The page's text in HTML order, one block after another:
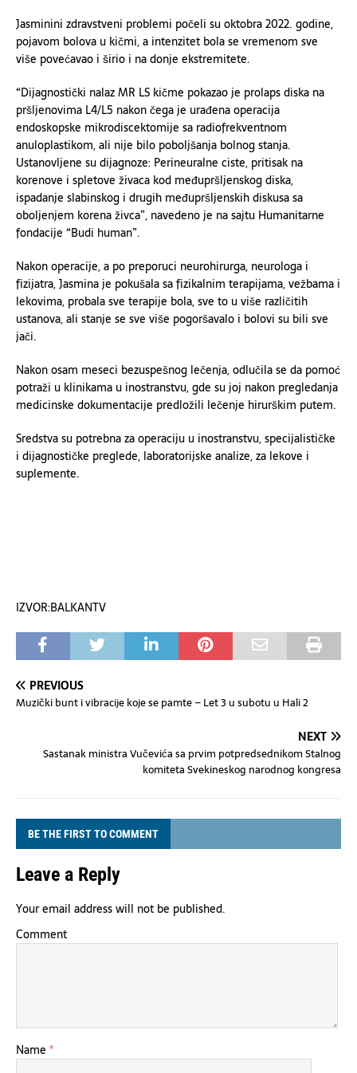
Jasminini zdravstveni problemi počeli su oktobra 2022. godine,
pojavom bolova u kičmi, a intenzitet bola se vremenom sve
više povećavao i širio i na donje ekstremitete.
“Dijagnostički nalaz MR LS kičme pokazao je prolaps diska na
pršljenovima L4/L5 nakon čega je urađena operacija
endoskopske mikrodiscektomije sa radiofrekventnom
anuloplastikom, ali nije bilo poboljšanja bolnog stanja.
Ustanovljene su dijagnoze: Perineuralne ciste, pritisak na
korenove i spletove živaca kod međupršljenskog diska,
ispadanje slabinskog i drugih međupršljenskih diskusa sa
oboljenjem korena živca”, navedeno je na sajtu Humanitarne
fondacije “Budi human”.
Nakon operacije, a po preporuci neurohirurga, neurologa i
fizijatra, Jasmina je pokušala sa fizikalnim terapijama, vežbama i
lekovima, probala sve terapije bola, sve to u više različitih
ustanova, ali stanje se sve više pogoršavalo i bolovi su bili sve
jači.
Nakon osam meseci bezuspešnog lečenja, odlučila se da pomoć
potraži u klinikama u inostranstvu, gde su joj nakon pregledanja
medicinske dokumentacije predložili lečenje hirurškim putem.
Sredstva su potrebna za operaciju u inostranstvu, specijalističke
i dijagnostičke preglede, laboratorijske analize, za lekove i
suplemente.
IZVOR:BALKANTV
PREVIOUS
Muzički bunt i vibracije koje se pamte – Let 3 u subotu u Hali 2
NEXT
Sastanak ministra Vučevića sa prvim potpredsednikom Stalnog
komiteta Svekineskog narodnog kongresa
BE THE FIRST TO COMMENT
Leave a Reply
Your email address will not be published.
Comment
Name *